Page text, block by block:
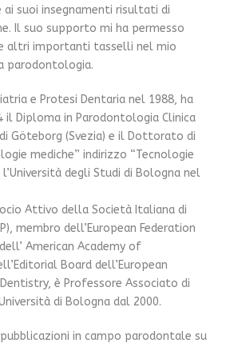
ai suoi insegnamenti risultati di
Il suo supporto mi ha permesso
altri importanti tasselli nel mio
parodontologia.
e Protesi Dentaria nel 1988, ha
il Diploma in Parodontologia Clinica
Göteborg (Svezia) e il Dottorato di
mediche” indirizzo “Tecnologie
l’Università degli Studi di Bologna nel
Attivo della Società Italiana di
membro dell’European Federation
American Academy of
Board dell’European
è Professore Associato di
di Bologna dal 2000.
in campo parodontale su